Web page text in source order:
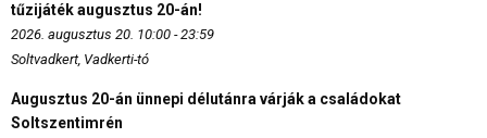
tűzijáték augusztus 20-án!
2026. augusztus 20. 10:00 - 23:59
Soltvadkert, Vadkerti-tó
Augusztus 20-án ünnepi délutánra várják a családokat
Soltszentimrén